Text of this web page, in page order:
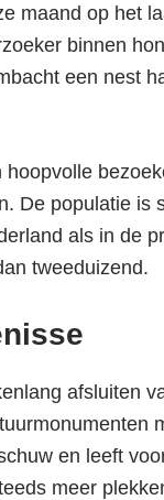
maand op het
binnen
een nest
De populatie is
als in de
tweeduizend.
afsluiten
en leeft
meer